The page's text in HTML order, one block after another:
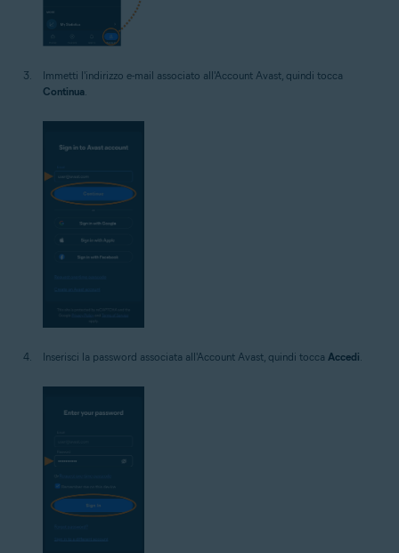
Immetti l'indirizzo e-mail associato all'Account Avast, quindi tocca
Continua
Inserisci la password associata all'Account Avast, quindi tocca Accedi